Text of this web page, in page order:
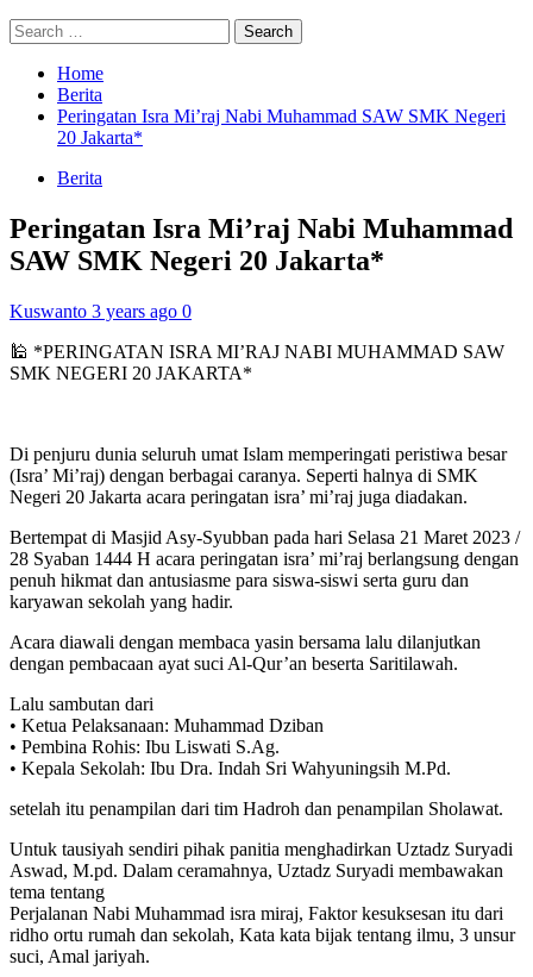
Search
for:
Home
Berita
Peringatan Isra Mi’raj Nabi Muhammad SAW SMK Negeri
20 Jakarta*
Berita
Peringatan Isra Mi’raj Nabi Muhammad
SAW SMK Negeri 20 Jakarta*
Kuswanto 3 years ago 0
🕌 *PERINGATAN ISRA MI’RAJ NABI MUHAMMAD SAW
SMK NEGERI 20 JAKARTA*
Di penjuru dunia seluruh umat Islam memperingati peristiwa besar
(Isra’ Mi’raj) dengan berbagai caranya. Seperti halnya di SMK
Negeri 20 Jakarta acara peringatan isra’ mi’raj juga diadakan.
Bertempat di Masjid Asy-Syubban pada hari Selasa 21 Maret 2023 /
28 Syaban 1444 H acara peringatan isra’ mi’raj berlangsung dengan
penuh hikmat dan antusiasme para siswa-siswi serta guru dan
karyawan sekolah yang hadir.
Acara diawali dengan membaca yasin bersama lalu dilanjutkan
dengan pembacaan ayat suci Al-Qur’an beserta Saritilawah.
Lalu sambutan dari
• Ketua Pelaksanaan: Muhammad Dziban
• Pembina Rohis: Ibu Liswati S.Ag.
• Kepala Sekolah: Ibu Dra. Indah Sri Wahyuningsih M.Pd.
setelah itu penampilan dari tim Hadroh dan penampilan Sholawat.
Untuk tausiyah sendiri pihak panitia menghadirkan Uztadz Suryadi
Aswad, M.pd. Dalam ceramahnya, Uztadz Suryadi membawakan
tema tentang
Perjalanan Nabi Muhammad isra miraj, Faktor kesuksesan itu dari
ridho ortu rumah dan sekolah, Kata kata bijak tentang ilmu, 3 unsur
suci, Amal jariyah.